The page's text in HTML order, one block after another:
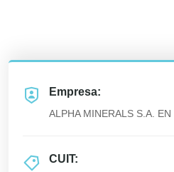
Empresa:
ALPHA MINERALS S.A.
CUIT: